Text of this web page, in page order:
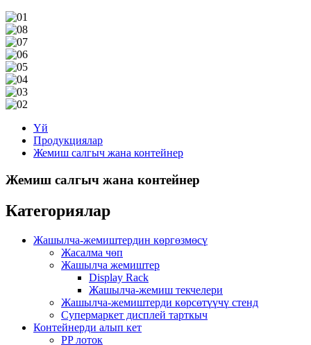
Үй
Продукциялар
Жемиш салгыч жана контейнер
Жемиш салгыч жана контейнер
Категориялар
Жашылча-жемиштердин көргөзмөсү
Жасалма чөп
Жашылча жемиштер
Display Rack
Жашылча-жемиш текчелери
Жашылча-жемиштерди көрсөтүүчү стенд
Супермаркет дисплей тарткыч
Контейнерди алып кет
PP лоток